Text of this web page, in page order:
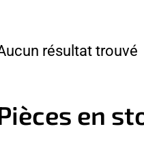
résultat trouvé
en